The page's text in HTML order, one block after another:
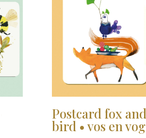
Postcard fox and
bird • vos en